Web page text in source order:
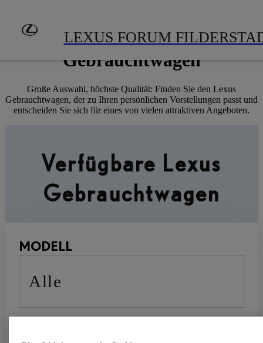
LEXUS FORUM
Lexus geprüfte
Gebrauchtwagen
Große Auswahl, höchste Qualität: Finden Sie den Lexus
Gebrauchtwagen, der zu Ihren persönlichen Vorstellungen passt und
entscheiden Sie sich für eines von vielen attraktiven Angeboten.
Verfügbare Lexus
Gebrauchtwagen
MODELL
Alle